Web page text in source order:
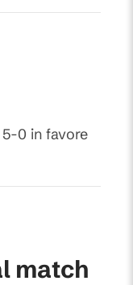
0 in favore
match